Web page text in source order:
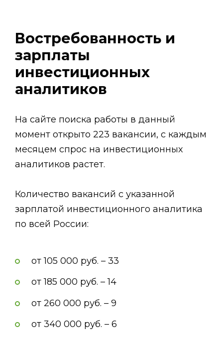
Востребованность и
зарплаты
инвестиционных
аналитиков
На сайте поиска работы в данный
момент открыто 223 вакансии, с каждым
месяцем спрос на инвестиционных
аналитиков растет.
Количество вакансий с указанной
зарплатой инвестиционного аналитика
по всей России:
от 105 000 руб. – 33
от 185 000 руб. – 14
от 260 000 руб. – 9
от 340 000 руб. – 6